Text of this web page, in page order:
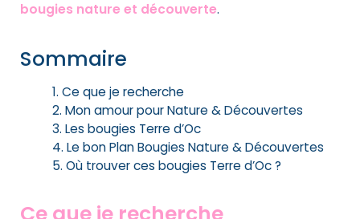
bougies nature et découverte.
Sommaire
Ce que je recherche
Mon amour pour Nature & Découvertes
Les bougies Terre d’Oc
Le bon Plan Bougies Nature & Découvertes
Où trouver ces bougies Terre d’Oc ?